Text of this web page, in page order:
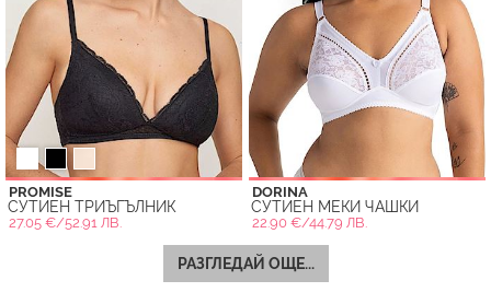
PROMISE
СУТИЕН ТРИЪГЪЛНИК
27.05 €/52.91 ЛВ.
DORINA
СУТИЕН МЕКИ ЧАШКИ
22.90 €/44.79 ЛВ.
РАЗГЛЕДАЙ ОЩЕ...